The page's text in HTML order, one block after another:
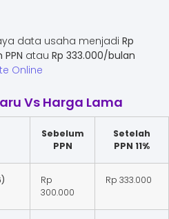
data usaha menjadi Rp
atau Rp 333.000/bulan
Online
Vs Harga Lama
Sebelum
PPN
Setelah
PPN 11%
Rp
300.000
Rp 333.000